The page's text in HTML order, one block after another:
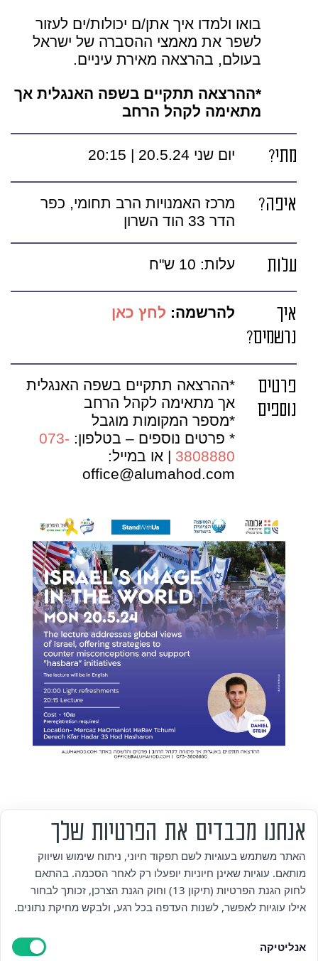
בואו ולמדו איך אתן/ם יכולות/ים לעזור
לשפר את מאמצי ההסברה של ישראל
בעולם, בהרצאה מאירת עיניים.
*ההרצאה תתקיים בשפה האנגלית אך
מתאימה לקהל הרחב
מתי? יום שני 20.5.24 | 20:15
איפה?
מרכז האמנויות הרב תחומי, כפר
הדר 33 הוד השרון
עלות עלות: 10 ש"ח
איך
נרשמים?
להרשמה: לחץ כאן
פרטים
נוספים
*ההרצאה תתקיים בשפה האנגלית
אך מתאימה לקהל הרחב
*מספר המקומות מוגבל
* פרטים נוספים – בטלפון: 073-
3808880 | או במייל:
office@alumahod.com
אזור אישי
מדיניות פרטיות
הצהרת נגישות
אנחנו מכבדים את הפרטיות שלך
האתר משתמש בעוגיות לשם תפקוד חיוני, ניתוח שימוש ושיווק
מותאם. עוגיות שאינן חיוניות יופעלו רק לאחר הסכמה. בהתאם
לחוק הגנת הפרטיות (תיקון 13) וחוק הגנת הצרכן, זכותך לבחור
אילו עוגיות לאפשר, לשנות העדפה בכל רגע, ולבקש מחיקת נתונים.
אנליטיקה